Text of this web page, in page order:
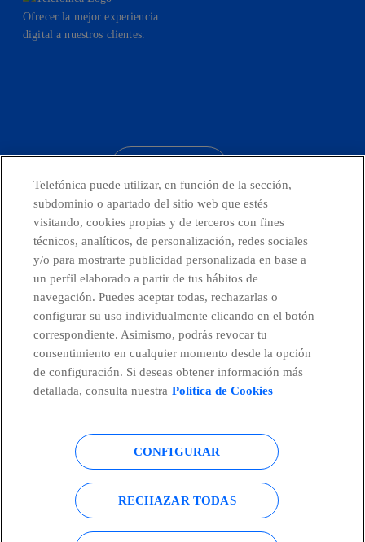
Ofrecer la mejor experiencia
digital a nuestros clientes.
Países y Unidades emergentes
Canal de Denuncias
Centro Global Transparencia
Política de cookies Aviso legal
Accesibilidad Política de privacidad
Mapa del sitio
Telefónica puede utilizar, en función de la sección,
subdominio o apartado del sitio web que estés
visitando, cookies propias y de terceros con fines
técnicos, analíticos, de personalización, redes sociales
y/o para mostrarte publicidad personalizada en base a
un perfil elaborado a partir de tus hábitos de
navegación. Puedes aceptar todas, rechazarlas o
configurar su uso individualmente clicando en el botón
correspondiente. Asimismo, podrás revocar tu
consentimiento en cualquier momento desde la opción
de configuración. Si deseas obtener información más
detallada, consulta nuestra Política de Cookies
CONFIGURAR
RECHAZAR TODAS